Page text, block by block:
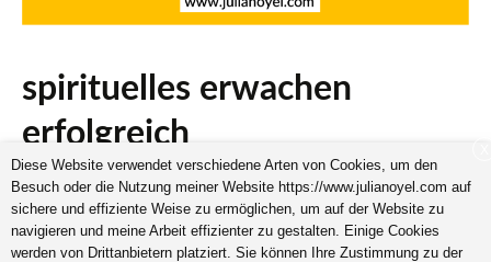
spirituelles erwachen
erfolgreich
überstehen 3 Tipps
by Julia Noyel
Diese Website verwendet verschiedene Arten von Cookies, um den
Besuch oder die Nutzung meiner Website https://www.julianoyel.com auf
sichere und effiziente Weise zu ermöglichen, um auf der Website zu
navigieren und meine Arbeit effizienter zu gestalten. Einige Cookies
werden von Drittanbietern platziert. Sie können Ihre Zustimmung zu der